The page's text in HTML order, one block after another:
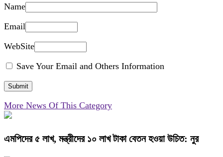
Name
Email
WebSite
Save Your Email and Others Information
More News Of This Category
এমপিদের ৫ লাখ, মন্ত্রীদের ১০ লাখ টাকা বেতন হওয়া উচিত: নুর